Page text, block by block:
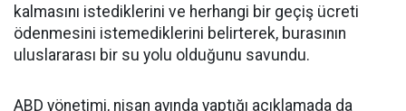
kalmasını istediklerini ve herhangi bir geçiş ücreti
ödenmesini istemediklerini belirterek, burasının
uluslararası bir su yolu olduğunu savundu.
ABD yönetimi, nisan ayında yaptığı açıklamada da